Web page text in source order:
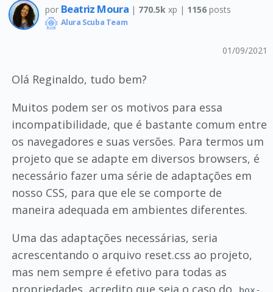
por Beatriz Moura | 770.5kxp | 1156posts
Alura Scuba Team
01/09/2021
Olá Reginaldo, tudo bem?
Muitos podem ser os motivos para essa
incompatibilidade, que é bastante comum entre
os navegadores e suas versões. Para termos um
projeto que se adapte em diversos browsers, é
necessário fazer uma série de adaptações em
nosso CSS, para que ele se comporte de
maneira adequada em ambientes diferentes.
Uma das adaptações necessárias, seria
acrescentando o arquivo reset.css ao projeto,
mas nem sempre é efetivo para todas as
propriedades, acredito que seja o caso do